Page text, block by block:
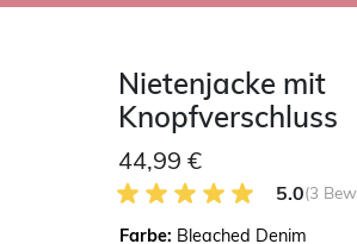
Nietenjacke mit
Knopfverschluss
44,99 €
5.0 von 5 5.0(3
Farbe: Bleached Denim